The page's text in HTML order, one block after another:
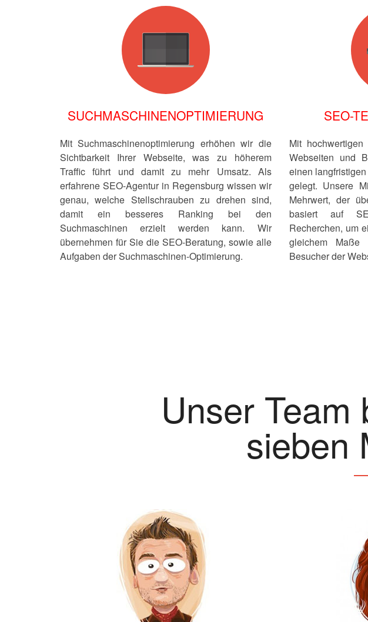
SUCHMASCHINENOPTIMIERUNG
Mit Suchmaschinenoptimierung erhöhen wir die
Sichtbarkeit Ihrer Webseite, was zu höherem
Traffic führt und damit zu mehr Umsatz. Als
erfahrene SEO-Agentur in Regensburg wissen wir
genau, welche Stellschrauben zu drehen sind,
damit ein besseres Ranking bei den
Suchmaschinen erzielt werden kann. Wir
übernehmen für Sie die SEO-Beratung, sowie alle
Aufgaben der Suchmaschinen-Optimierung.
SEO-
Mit
Webseiten und
einen
gelegt. Unsere
Mehrwert, der
basiert auf
Recherchen, um
gleichem
Besucher der
Unser
sieben